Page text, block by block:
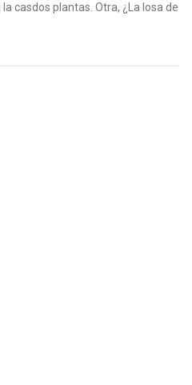
casdos plantas. Otra, ¿La losa de